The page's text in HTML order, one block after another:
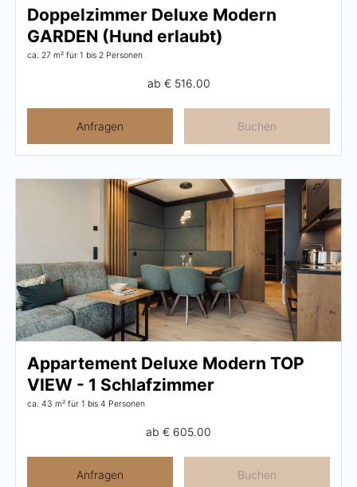
Tischreservierung
Take Away
Abenteuer
Winter
Aktivprogramm
Fitness
GUTSCHEINE
Doppelzimmer Deluxe Modern
GARDEN (Hund erlaubt)
ca. 27 m² für 1 bis 2 Personen
ab € 516.00
Anfragen Buchen
Appartement Deluxe Modern TOP
VIEW - 1 Schlafzimmer
ca. 43 m² für 1 bis 4 Personen
ab € 605.00
Anfragen Buchen